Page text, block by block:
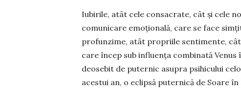
Iubirile, atât cele consacrate, cât și cele
comunicare emo­țio­nală, care se face
profunzime, atât pro­priile sen­timente, cât
care încep sub influența combinată
deose­bit de puternic asupra psihicului
acestui an, o eclipsă puternică de Soare